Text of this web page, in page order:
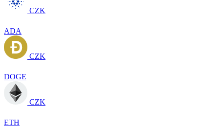
CZK
ADA
CZK
DOGE
CZK
ETH